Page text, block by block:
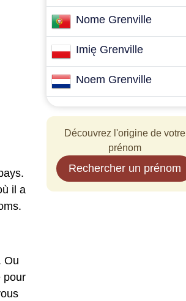
il a
Ou
pour
Nome Grenville
Imię Grenville
Noem Grenville
Découvrez l'origine de votre
prénom
Rechercher un prénom